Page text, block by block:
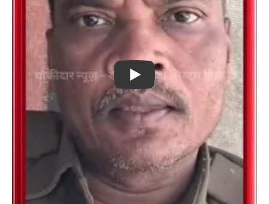
Play